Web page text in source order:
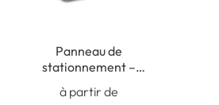
Panneau de
stationnement –
Parking Dépose Minute
à partir de